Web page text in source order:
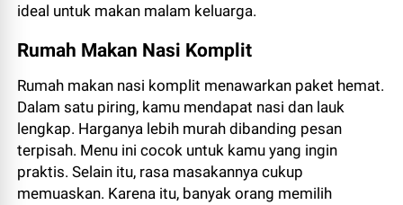
ideal untuk makan malam keluarga.
Rumah Makan Nasi Komplit
Rumah makan nasi komplit menawarkan paket hemat.
Dalam satu piring, kamu mendapat nasi dan lauk
lengkap. Harganya lebih murah dibanding pesan
terpisah. Menu ini cocok untuk kamu yang ingin
praktis. Selain itu, rasa masakannya cukup
memuaskan. Karena itu, banyak orang memilih